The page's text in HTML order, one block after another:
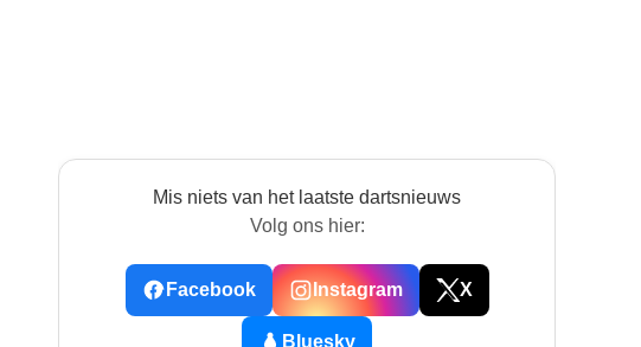
Mis niets van het laatste dartsnieuws
Volg ons hier:
Facebook Instagram X
Bluesky